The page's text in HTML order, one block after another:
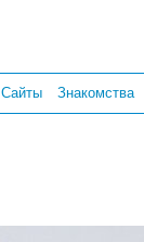
Сайты Знакомства